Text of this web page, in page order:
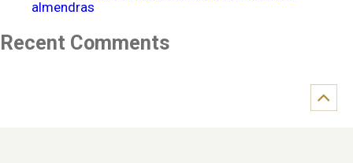
almendras
Recent Comments